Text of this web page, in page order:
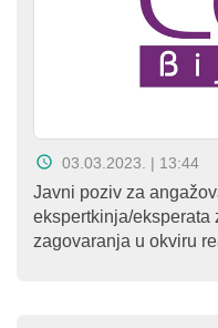
Aktuelnosti
Mir
sa
ženskim
03.03.2023. | 13:44
Javni poziv za
ekspertkinja/eksperata
zagovaranja u okviru